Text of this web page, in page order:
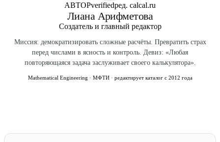
АВТОРverifiedред. calcal.ru
Лиана Арифметова
Создатель и главный редактор
Миссия: демократизировать сложные расчёты. Превратить страх
перед числами в ясность и контроль. Девиз: «Любая
повторяющаяся задача заслуживает своего калькулятора».
Mathematical Engineering · МФТИ · редактирует каталог с 2012 года